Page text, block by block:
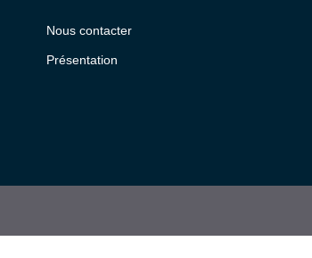
Nous contacter
Présentation